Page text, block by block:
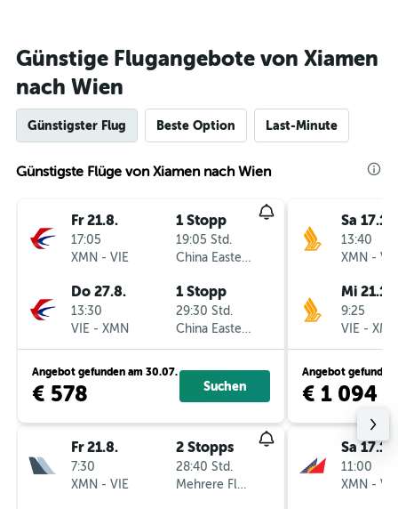
Günstige Flugangebote von Xiamen
nach Wien
Günstigster Flug Beste Option Last-Minute
Günstigste Flüge von Xiamen nach Wien
Fr 21.8.
17:05
XMN - VIE
1 Stopp
19:05 Std.
China Eastern
Do 27.8.
13:30
VIE - XMN
1 Stopp
29:30 Std.
China Eastern
Angebot gefunden am 30.07.
€ 578 Suchen
Fr 21.8.
7:30
XMN - VIE
2 Stopps
28:40 Std.
Mehrere Fluglinien
Sa 17.10.
13:40
XMN - VIE
Mi 21.10.
9:25
VIE - XMN
Angebot gefunden
€ 1 094
Sa 17.10.
11:00
XMN - VIE